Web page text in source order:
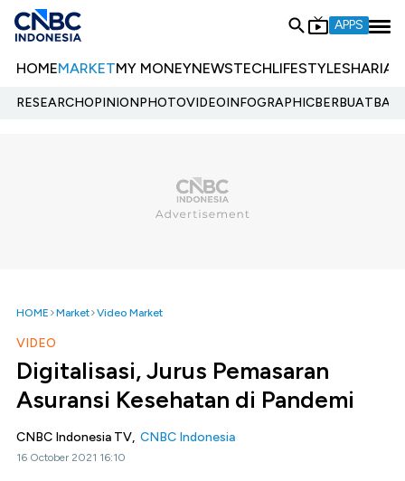
APPS
HOMEMARKETMY MONEYNEWSTECHLIFESTYLESHARIA
RESEARCHOPINIONPHOTOVIDEOINFOGRAPHIC
HOME Market Video Market
VIDEO
Digitalisasi, Jurus Pemasaran
Asuransi Kesehatan di Pandemi
CNBC Indonesia TV, CNBC Indonesia
16 October 2021 16:10